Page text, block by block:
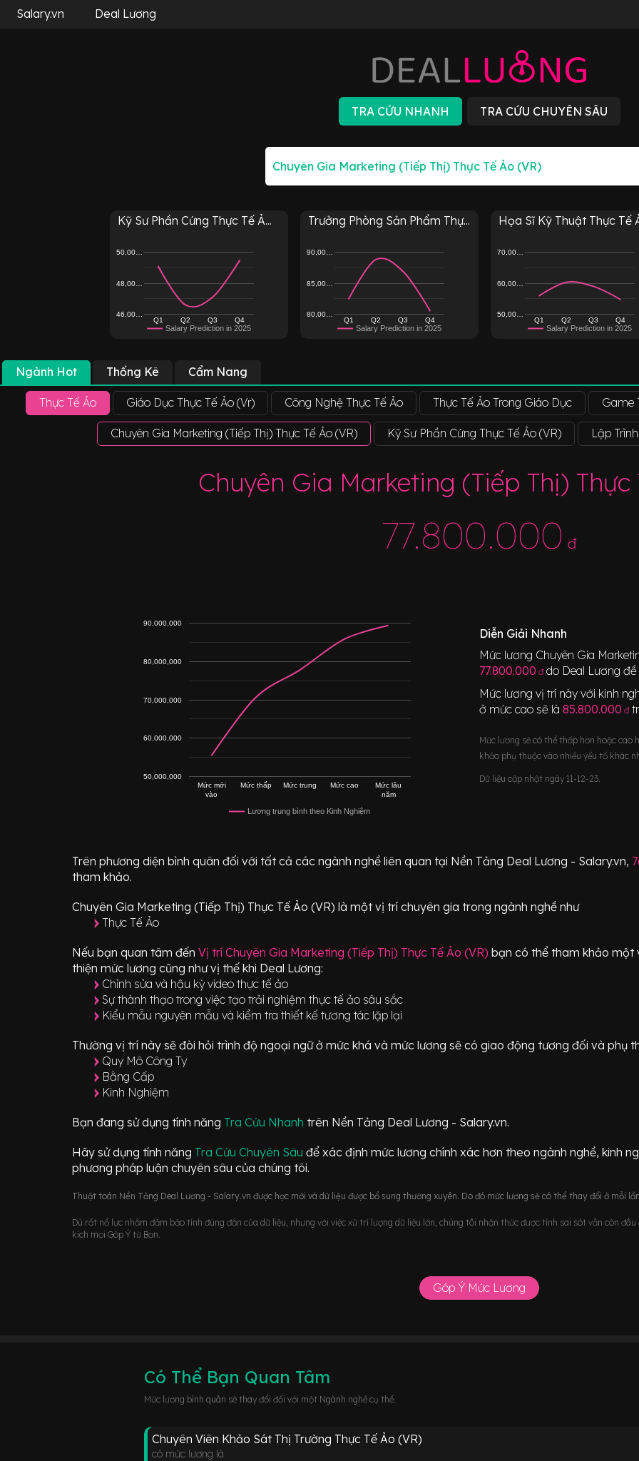
Salary.vn Deal Lương
Kỹ Sư Phần Cứng Thực Tế Ả...
Salary Prediction in 2025
Q1 Q2 Q3 Q4
46,00…
48,00…
50,00…
Trưởng Phòng Sản Phẩm Thự...
Salary Prediction in 2025
Q1 Q2 Q3 Q4
80,00…
85,00…
90,00…
Họa Sĩ Kỹ Thuật Thực Tế
Salary Prediction in 2025
Q1 Q2 Q3 Q4
50,00…
60,00…
70,00…
Ngành Hot Thống Kê Cẩm Nang
Thực Tế Ảo Giáo Dục Thực Tế Ảo (Vr) Công Nghệ Thực Tế Ảo Thực Tế Ảo Trong Giáo Dục Game
Chuyên Gia Marketing (Tiếp Thị) Thực Tế Ảo (VR) Kỹ Sư Phần Cứng Thực Tế Ảo (VR) Lập
Chuyên Gia Marketing (Tiếp Thị) Thực
77.800.000 đ
Lương trung bình theo Kinh Nghiệm
Mức mới
vào
Mức thấp Mức trung Mức cao
Mức lâu
năm
50,000,000
60,000,000
70,000,000
80,000,000
90,000,000
Diễn Giải Nhanh
Mức lương Chuyên Gia
77.800.000 đdo Deal Lương đề
Mức lương vị trí này với kinh
ở mức cao sẽ là 85.800.000 đ
Mức lương sẽ có thể thấp hơn hoặc
khảo phụ thuộc vào nhiều yếu tố khác
Dữ liệu cập nhật ngày 11-12-23.
Trên phương diện bình quân đối với tất cả các ngành nghề liên quan tại Nền Tảng Deal Lương - Salary.vn,
tham khảo.
Chuyên Gia Marketing (Tiếp Thị) Thực Tế Ảo (VR) là một vị trí chuyên gia trong ngành nghề như
Thực Tế Ảo
Nếu bạn quan tâm đến Vị trí Chuyên Gia Marketing (Tiếp Thị) Thực Tế Ảo (VR) bạn có thể tham khảo một
thiện mức lương cũng như vị thế khi Deal Lương:
Chỉnh sửa và hậu kỳ video thực tế ảo
Sự thành thạo trong việc tạo trải nghiệm thực tế ảo sâu sắc
Kiểu mẫu nguyên mẫu và kiểm tra thiết kế tương tác lặp lại
Thường vị trí này sẽ đòi hỏi trình độ ngoại ngữ ở mức khá và mức lương sẽ có giao động tương đối và phụ
Quy Mô Công Ty
Bằng Cấp
Kinh Nghiệm
Bạn đang sử dụng tính năng Tra Cứu Nhanh trên Nền Tảng Deal Lương - Salary.vn.
Hãy sử dụng tính năng Tra Cứu Chuyên Sâu để xác định mức lương chính xác hơn theo ngành nghề, kinh
phương pháp luận chuyên sâu của chúng tôi.
Thuật toán Nền Tảng Deal Lương - Salary.vn được học mới và dữ liệu được bổ sung thường xuyên. Do đó mức lương sẽ có thể thay đổi ở mỗi
Dù rất nổ lực nhằm đảm bảo tính đúng đắn của dữ liệu, nhưng với việc xử trí lượng dữ liệu lớn, chúng tôi nhận thức được tính sai sót vẫn còn
kích mọi Góp Ý từ Bạn.
Góp Ý Mức Lương
Có Thể Bạn Quan Tâm
Mức lương bình quân sẽ thay đổi đối với một Ngành nghề cụ thể.
Chuyên Viên Khảo Sát Thị Trường Thực Tế Ảo (VR)
có mức lương là